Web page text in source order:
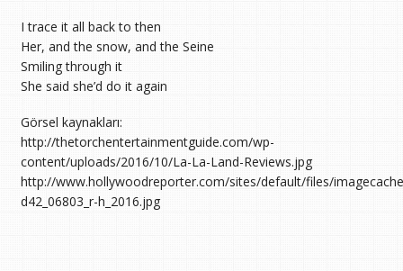
I trace it all back to then
Her, and the snow, and the Seine
Smiling through it
She said she’d do it again
Görsel kaynakları:
http://thetorchentertainmentguide.com/wp-
content/uploads/2016/10/La-La-Land-Reviews.jpg
http://www.hollywoodreporter.com/sites/default/files/
d42_06803_r-h_2016.jpg